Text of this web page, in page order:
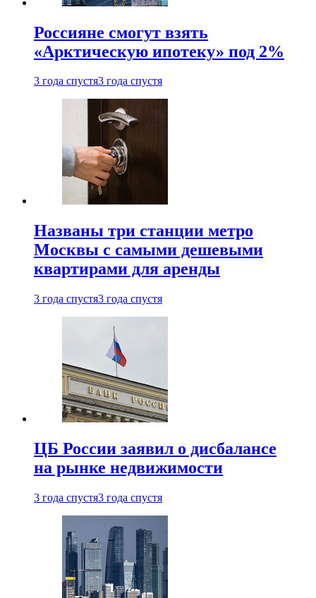
Россияне смогут взять
«Арктическую ипотеку» под 2%
3 года спустя3 года спустя
Названы три станции метро
Москвы с самыми дешевыми
квартирами для аренды
3 года спустя3 года спустя
ЦБ России заявил о дисбалансе
на рынке недвижимости
3 года спустя3 года спустя